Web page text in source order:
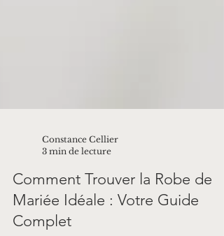
3 min de lecture
Comment Trouver la Robe de
Mariée Idéale : Votre Guide